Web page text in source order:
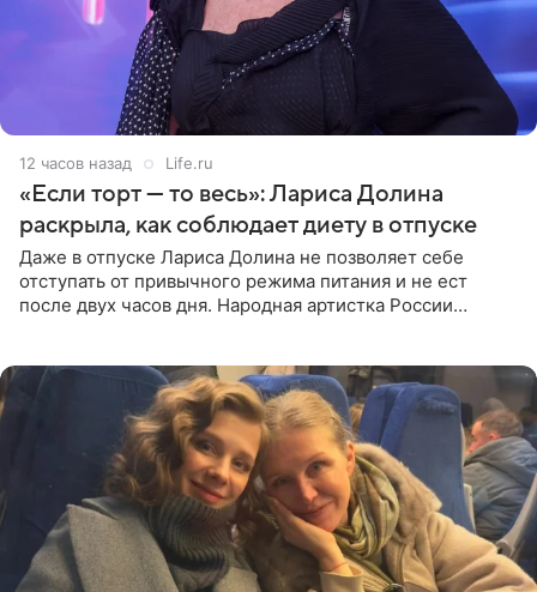
12 часов назад Life.ru
«Если торт — то весь»: Лариса Долина
раскрыла, как соблюдает диету в отпуске
Даже в отпуске Лариса Долина не позволяет себе
отступать от привычного режима питания и не ест
после двух часов дня. Народная артистка России